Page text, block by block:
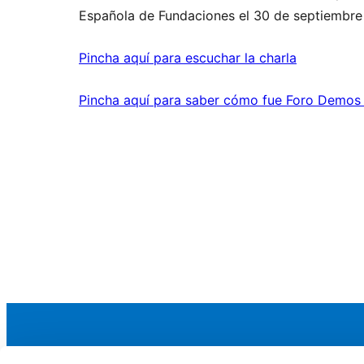
Española de Fundaciones el 30 de
Pincha aquí para escuchar la charla
Pincha aquí para saber cómo fue Foro